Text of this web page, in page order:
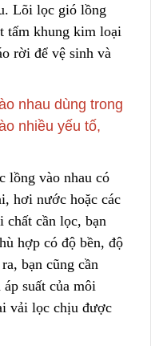
. Lõi lọc gió lồng
tấm khung kim loại
rời để vệ sinh và
nhau dùng trong
nhiều yếu tố,
lồng vào nhau có
hơi nước hoặc các
chất cần lọc, bạn
hợp có độ bền, độ
bạn cũng cần
suất của môi
vải lọc chịu được